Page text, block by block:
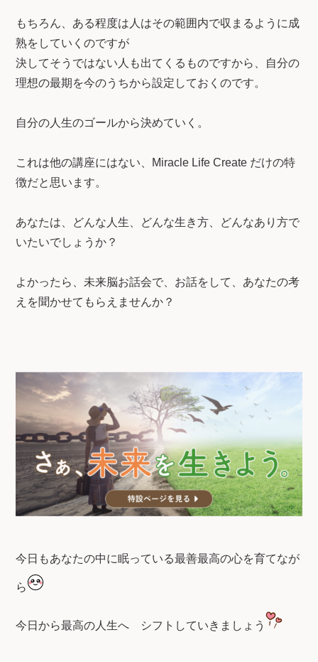
もちろん、ある程度は人はその範囲内で収まるように成
熟をしていくのですが
決してそうではない人も出てくるものですから、自分の
理想の最期を今のうちから設定しておくのです。
自分の人生のゴールから決めていく。
これは他の講座にはない、Miracle Life Create だけの特
徴だと思います。
あなたは、どんな人生、どんな生き方、どんなあり方で
いたいでしょうか？
よかったら、未来脳お話会で、お話をして、あなたの考
えを聞かせてもらえませんか？
今日もあなたの中に眠っている最善最高の心を育てなが
ら
今日から最高の人生へ シフトしていきましょう